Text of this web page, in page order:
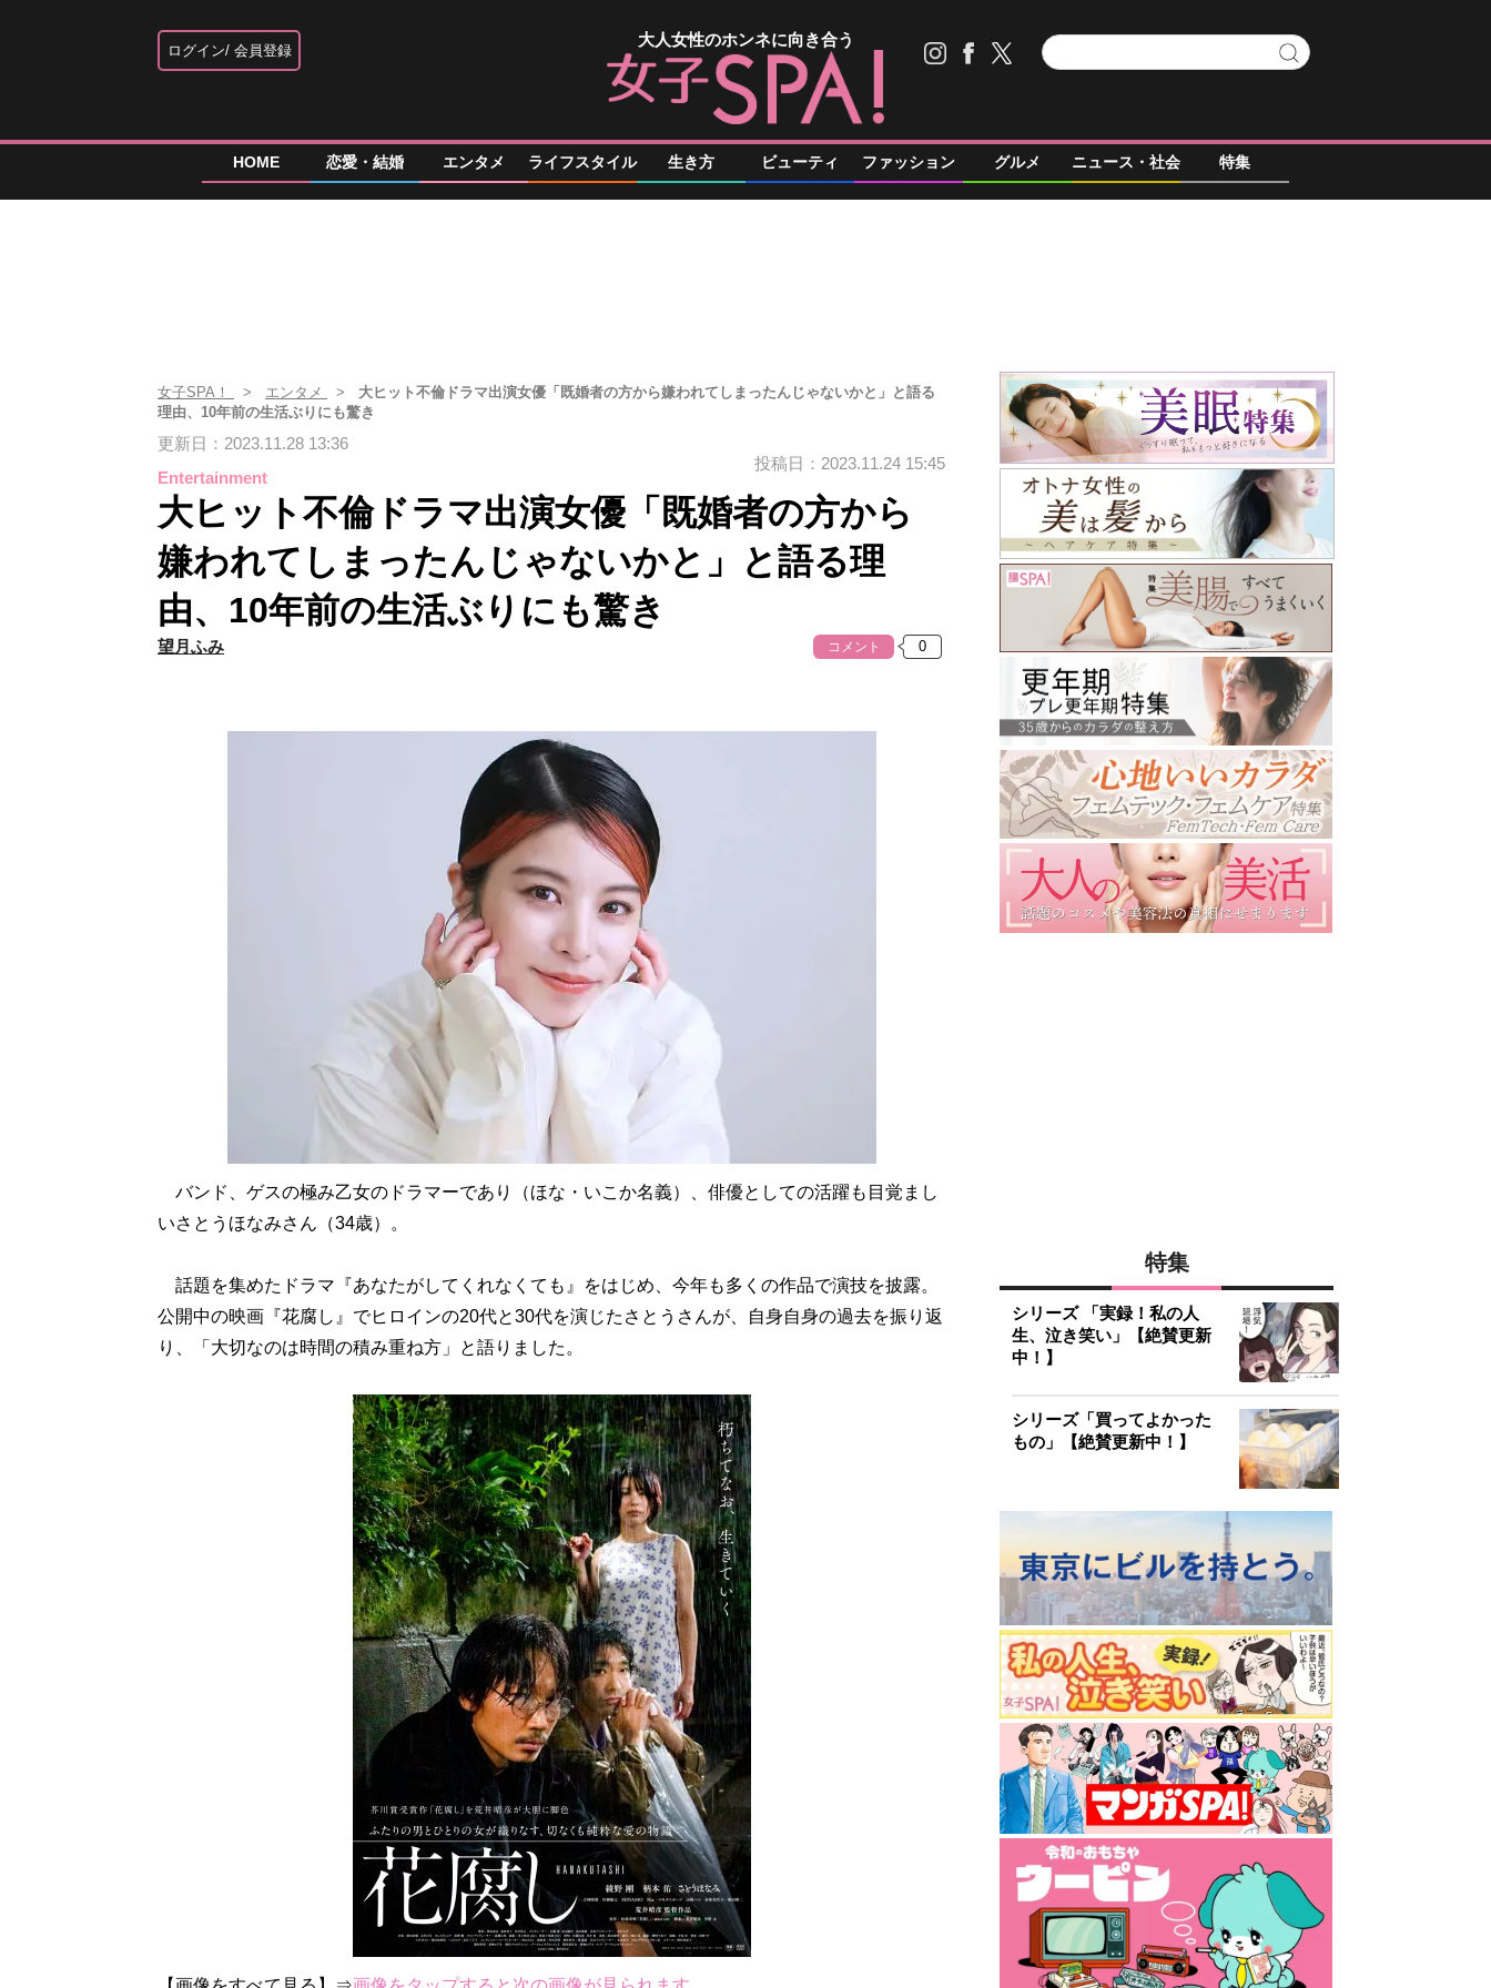
ログイン 会員登録
大人女性のホンネに向き合う
HOME 恋愛・結婚 エンタメ ライフスタイル 生き方 ビューティ ファッション グルメ ニュース・社会 特集
女子SPA！ エンタメ
大ヒット不倫ドラマ出演女優「既婚者の方から嫌われてしまったんじゃないかと」と語る
理由、10年前の生活ぶりにも驚き
更新日：2023.11.28 13:36
Entertainment
投稿日：2023.11.24 15:45
大ヒット不倫ドラマ出演女優「既婚者の方から
嫌われてしまったんじゃないかと」と語る理
由、10年前の生活ぶりにも驚き
望月ふみ コメント
バンド、ゲスの極み乙女のドラマーであり（ほな・いこか名義）、俳優としての活躍も目覚まし
いさとうほなみさん（34歳）。
話題を集めたドラマ『あなたがしてくれなくても』をはじめ、今年も多くの作品で演技を披露。
公開中の映画『花腐し』でヒロインの20代と30代を演じたさとうさんが、自身自身の過去を振り返
り、「大切なのは時間の積み重ね方」と語りました。
特集
シリーズ 「実録！私の人
生、泣き笑い」【絶賛更新
中！】
シリーズ「買ってよかった
もの」【絶賛更新中！】